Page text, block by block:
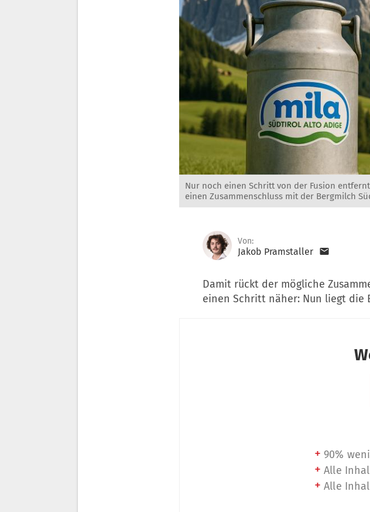
Nur noch einen Schritt von der Fusion
einen Zusammenschluss mit der Bergmilch
Von:
Jakob Pramstaller
Damit rückt der mögliche
einen Schritt näher: Nun liegt die